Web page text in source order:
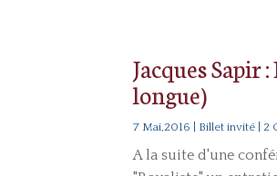
Jacques Sapir
longue)
7 Mai,2016 Billet invité | 2
A la suite d'une